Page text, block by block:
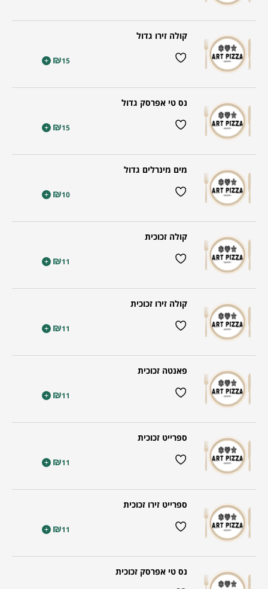
קולה זירו גדול
₪15
+
נס טי אפרסק גדול
₪15
+
מים מינרלים גדול
₪10
+
קולה זכוכית
₪11
+
קולה זירו זכוכית
₪11
+
פאנטה זכוכית
₪11
+
ספרייט זכוכית
₪11
+
ספרייט זירו זכוכית
₪11
+
נס טי אפרסק זכוכית